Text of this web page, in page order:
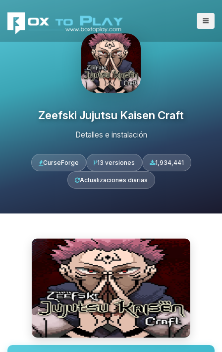
Zeefski Jujutsu Kaisen Craft
Detalles e instalación
CurseForge 13 versiones 1,934,441
Actualizaciones diarias